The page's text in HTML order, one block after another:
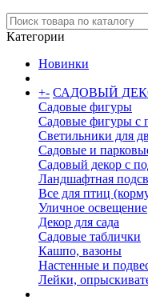
Категории
Новинки
+- САДОВЫЙ
Садовые фигуры
Садовые фигуры с
Светильники для
Садовые и
Садовый декор с
Ландшафтная
Все для птиц
Уличное освещение
Декор для сада
Садовые таблички
Кашпо, вазоны
Настенные и
Лейки,